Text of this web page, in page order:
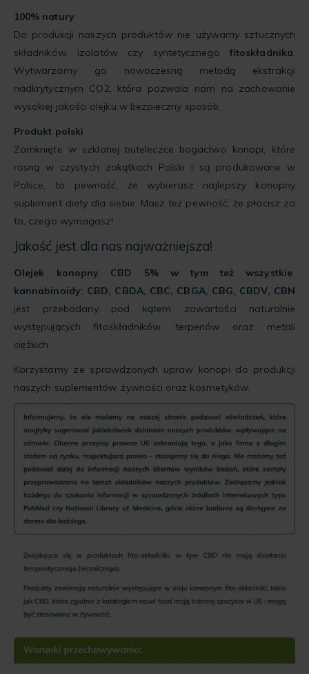
100% natury
Do produkcji naszych produktów nie używamy sztucznych
składników, izolatów czy syntetycznego fitoskładnika.
Wytwarzamy go nowoczesną metodą ekstrakcji
nadkrytycznym CO2, która pozwala nam na zachowanie
wysokiej jakości olejku w bezpieczny sposób.
Produkt polski
Zamknięte w szklanej buteleczce bogactwo konopi, które
rosną w czystych zakątkach Polski i są produkowane w
Polsce, to pewność, że wybierasz najlepszy konopny
suplement diety dla siebie. Masz też pewność, że płacisz za
to, czego wymagasz!
Jakość jest dla nas najważniejsza!
Olejek konopny CBD 5% w tym też wszystkie
kannabinoidy: CBD, CBDA, CBC, CBGA, CBG, CBDV, CBN
jest przebadany pod kątem zawartości naturalnie
występujących fitoskładników, terpenów oraz metali
ciężkich.
Korzystamy ze sprawdzonych upraw konopi do produkcji
naszych suplementów, żywności oraz kosmetyków.